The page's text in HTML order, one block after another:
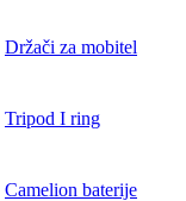
Držači za mobitel
Tripod I ring
Camelion baterije